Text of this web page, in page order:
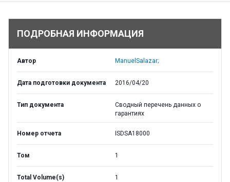
ПОДРОБНАЯ ИНФОРМАЦИЯ
Автор ManuelSalazar;
Дата подготовки документа 2016/04/20
Тип документа
Сводный перечень данных о
гарантиях
Номер отчета ISDSA18000
Том 1
Total Volume(s) 1